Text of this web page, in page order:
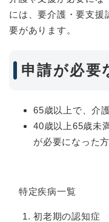
には、要介護・要支援
要があります。
申請が必要
65歳以上で、介
40歳以上65歳未
が必要になった方
特定疾病一覧
初老期の認知症